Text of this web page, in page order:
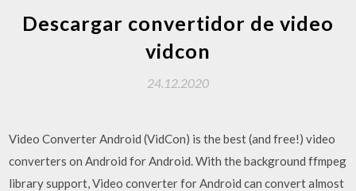
Descargar convertidor de video
vidcon
24.12.2020
Video Converter Android (VidCon) is the best (and free!) video
converters on Android for Android. With the background ffmpeg
library support, Video converter for Android can convert almost